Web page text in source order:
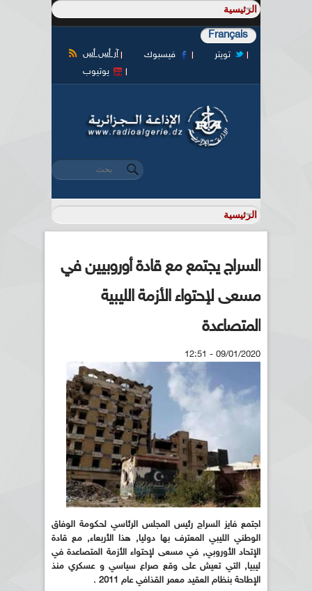
Français
آر أس أس فيسبوك
تويتر
يوتيوب
استمارة البحث
‏بحث ‏
السراج يجتمع مع قادة أوروبيين في
مسعى لإحتواء الأزمة الليبية
المتصاعدة
09/01/2020 - 12:51
اجتمع فايز السراج رئيس المجلس الرئاسي لحكومة الوفاق
الوطني الليبي المعترف بها دوليا, هذا الأربعاء, مع قادة
الإتحاد الأوروبي, في مسعى لإحتواء الأزمة المتصاعدة في
ليبيا, التي تعيش على وقع صراع سياسي و عسكري منذ
الإطاحة بنظام العقيد معمر القذافي عام 2011 .